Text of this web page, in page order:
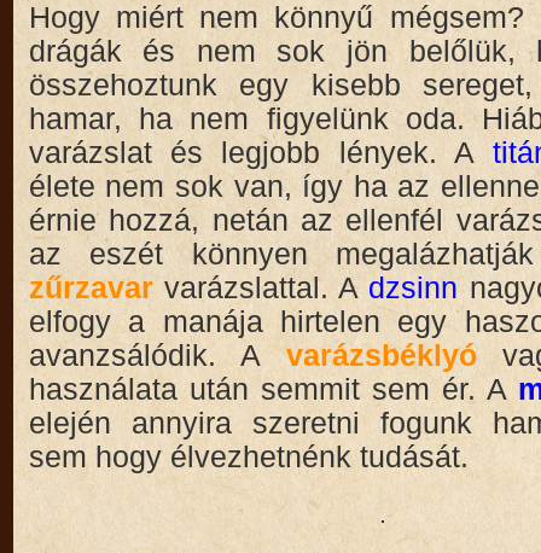
Hogy miért nem könnyű
drágák és nem sok jön belőlük,
összehoztunk egy kisebb
hamar, ha nem figyelünk oda.
varázslat és legjobb lények. A
élete nem sok van, így ha az
érnie hozzá, netán az ellenfél
az eszét könnyen
zűrzavarvarázslattal. A dzsinn
elfogy a manája hirtelen egy
avanzsálódik. Avarázsbéklyó
használata után semmit sem ér. A
elején annyira szeretni fogunk
sem hogy élvezhetnénk tudását.